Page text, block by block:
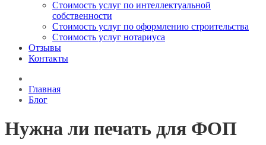
Стоимость услуг по интеллектуальной
собственности
Стоимость услуг по оформлению строительства
Стоимость услуг нотариуса
Отзывы
Контакты
Главная
Блог
Нужна ли печать для ФОП